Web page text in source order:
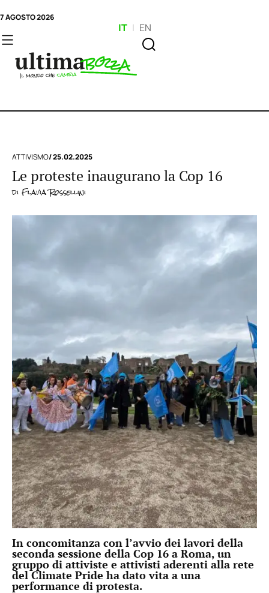
7 AGOSTO 2026
IT | EN
ATTIVISMO/ 25.02.2025
Le proteste inaugurano la Cop 16
di Flavia Rossellini
In concomitanza con l’avvio dei lavori della
seconda sessione della Cop 16 a Roma, un
gruppo di attiviste e attivisti aderenti alla rete
del Climate Pride ha dato vita a una
performance di protesta.